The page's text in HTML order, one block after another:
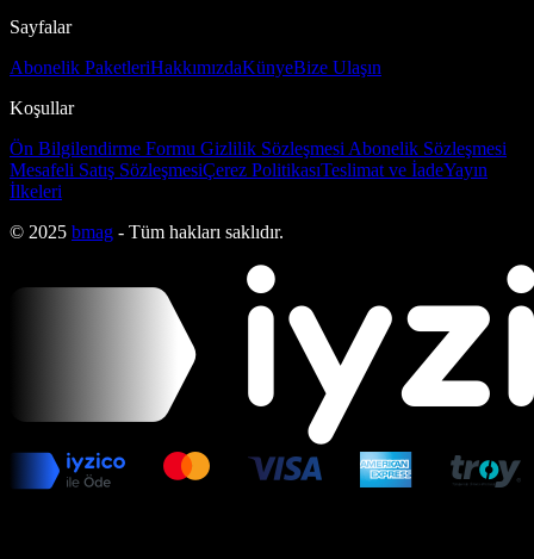
Sayfalar
Abonelik PaketleriHakkımızdaKünyeBize Ulaşın
Koşullar
Ön Bilgilendirme Formu Gizlilik Sözleşmesi Abonelik Sözleşmesi
Mesafeli Satış SözleşmesiÇerez PolitikasıTeslimat ve İadeYayın
İlkeleri
© 2025 bmag - Tüm hakları saklıdır.